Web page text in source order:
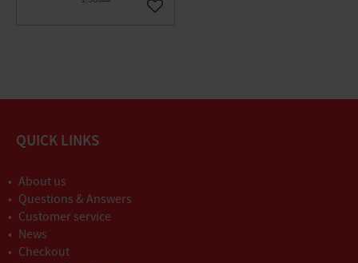
Gem som favorit
QUICK LINKS
About us
Questions & Answers
Customer service
News
Checkout